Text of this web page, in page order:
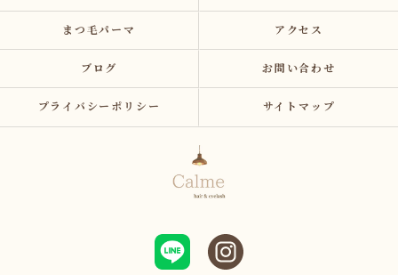
まつ毛パーマ アクセス
ブログ お問い合わせ
プライバシーポリシー サイトマップ